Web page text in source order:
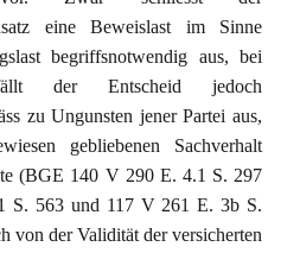
eine Beweislast im Sinne
begriffsnotwendig aus, bei
der Entscheid jedoch
zu Ungunsten jener Partei aus,
gebliebenen Sachverhalt
(BGE 140 V 290 E. 4.1 S. 297
S. 563 und 117 V 261 E. 3b S.
von der Validität der versicherten